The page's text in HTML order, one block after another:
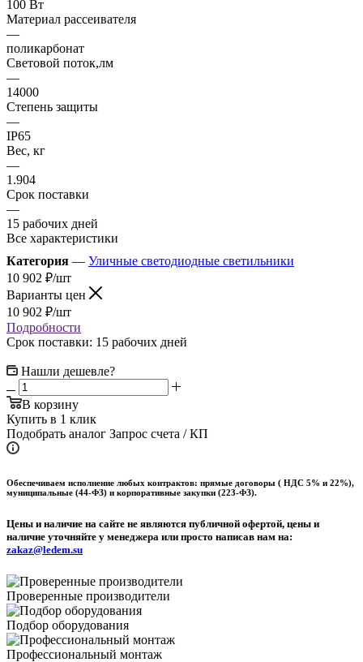
100 Вт
Материал рассеивателя
—
поликарбонат
Световой поток,лм
—
14000
Степень защиты
—
IP65
Вес, кг
—
1.904
Срок поставки
—
15 рабочих дней
Все характеристики
Категория — Уличные светодиодные светильники
10 902 ₽/шт
Варианты цен
10 902 ₽/шт
Подробности
Срок поставки: 15 рабочих дней
Нашли дешевле?
В корзину
Купить в 1 клик
Подобрать аналог Запрос счета / КП
Обеспечиваем исполнение любых контрактов: прямые договоры ( НДС 5% и 22%),
муниципальные (44-ФЗ) и корпоративные закупки (223-ФЗ).
Цены и наличие на сайте не являются публичной офертой, цены и
наличие уточняйте у менеджера или просто написав нам на:
zakaz@ledem.su
Проверенные производители
Подбор оборудования
Профессиональный монтаж